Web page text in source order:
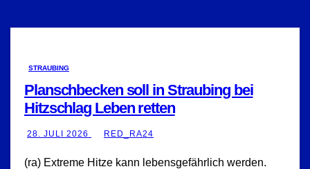
STRAUBING
Planschbecken soll in Straubing bei
Hitzschlag Leben retten
28. JULI 2026 RED_RA24
(ra) Extreme Hitze kann lebensgefährlich werden.